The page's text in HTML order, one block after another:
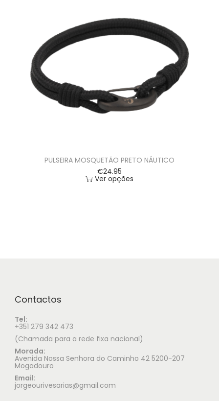
PULSEIRA MOSQUETÃO PRETO NÁUTICO
€24.95
Ver opções
Contactos
Tel:
+351 279 342 473
(Chamada para a rede fixa nacional)
Morada:
Avenida Nossa Senhora do Caminho 42 5200-207
Mogadouro
Email:
jorgeourivesarias@gmail.com